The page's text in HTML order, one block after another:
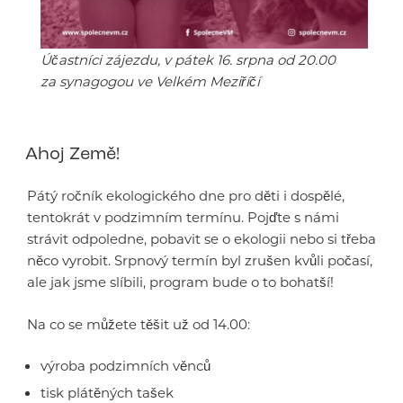
Účastníci zájezdu, v pátek 16. srpna od 20.00
za synagogou ve Velkém Meziříčí
Ahoj Země!
Pátý ročník ekologického dne pro děti i dospělé,
tentokrát v podzimním termínu. Pojďte s námi
strávit odpoledne, pobavit se o ekologii nebo si třeba
něco vyrobit. Srpnový termín byl zrušen kvůli počasí,
ale jak jsme slíbili, program bude o to bohatší!
Na co se můžete těšit už od 14.00:
výroba podzimních věnců
tisk plátěných tašek